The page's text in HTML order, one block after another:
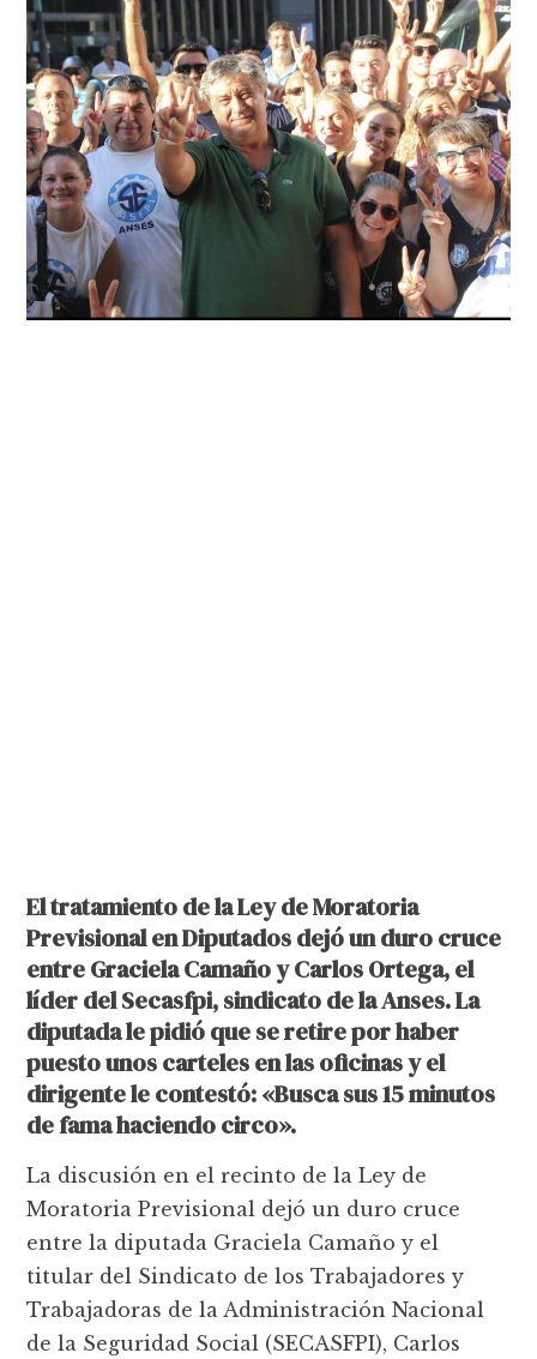
El tratamiento de la Ley de Moratoria
Previsional en Diputados dejó un duro cruce
entre Graciela Camaño y Carlos Ortega, el
líder del Secasfpi, sindicato de la Anses. La
diputada le pidió que se retire por haber
puesto unos carteles en las oficinas y el
dirigente le contestó: «Busca sus 15 minutos
de fama haciendo circo».
La discusión en el recinto de la Ley de
Moratoria Previsional dejó un duro cruce
entre la diputada Graciela Camaño y el
titular del Sindicato de los Trabajadores y
Trabajadoras de la Administración Nacional
de la Seguridad Social (SECASFPI), Carlos